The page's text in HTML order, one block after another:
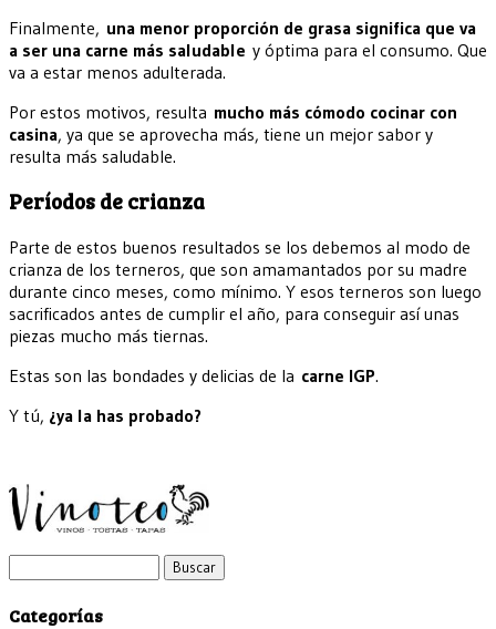
Finalmente, una menor proporción de grasa significa que va
a ser una carne más saludable y óptima para el consumo. Que
va a estar menos adulterada.
Por estos motivos, resulta mucho más cómodo cocinar con
casina, ya que se aprovecha más, tiene un mejor sabor y
resulta más saludable.
Períodos de crianza
Parte de estos buenos resultados se los debemos al modo de
crianza de los terneros, que son amamantados por su madre
durante cinco meses, como mínimo. Y esos terneros son luego
sacrificados antes de cumplir el año, para conseguir así unas
piezas mucho más tiernas.
Estas son las bondades y delicias de la carne IGP.
Y tú, ¿ya la has probado?
Categorías